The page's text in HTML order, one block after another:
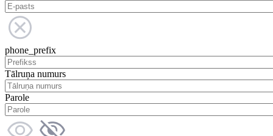
phone_prefix
Tālruņa numurs
Parole